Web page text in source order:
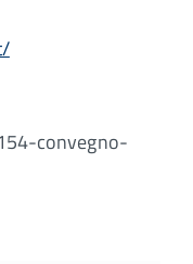
convegno-